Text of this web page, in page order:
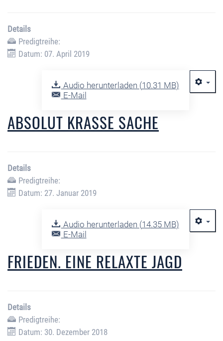
Details
Predigtreihe:
Datum: 07. April 2019
Audio herunterladen (10.31 MB)
E-Mail
ABSOLUT KRASSE SACHE
Details
Predigtreihe:
Datum: 27. Januar 2019
Audio herunterladen (14.35 MB)
E-Mail
FRIEDEN. EINE RELAXTE JAGD
Details
Predigtreihe:
Datum: 30. Dezember 2018